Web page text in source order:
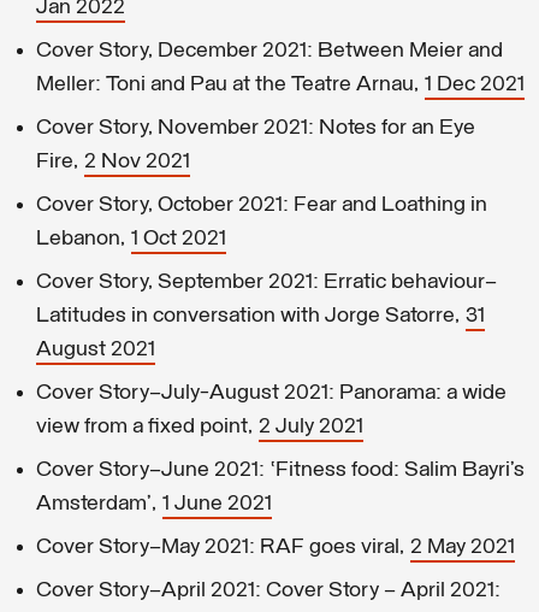
Jan 2022
Cover Story, December 2021: Between Meier and
Meller: Toni and Pau at the Teatre Arnau, 1 Dec 2021
Cover Story, November 2021: Notes for an Eye
Fire, 2 Nov 2021
Cover Story, October 2021: Fear and Loathing in
Lebanon, 1 Oct 2021
Cover Story, September 2021: Erratic behaviour—
Latitudes in conversation with Jorge Satorre, 31
August 2021
Cover Story–July-August 2021: Panorama: a wide
view from a fixed point, 2 July 2021
Cover Story–June 2021: ‘Fitness food: Salim Bayri’s
Amsterdam’, 1 June 2021
Cover Story–May 2021: RAF goes viral, 2 May 2021
Cover Story—April 2021: Cover Story – April 2021: